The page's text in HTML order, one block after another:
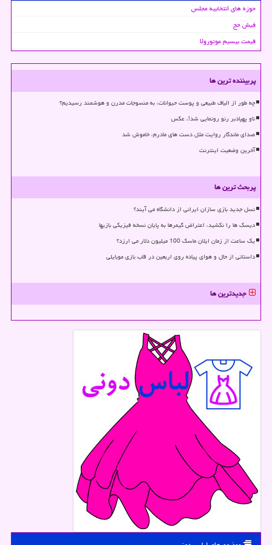
حوزه های انتخابیه مجلس
فیش حج
قیمت بیسیم موتورولا
پربیننده ترین ها
چه طور از الیاف طبیعی و پوست حیوانات، به منسوجات مدرن و هوشمند رسیدیم؟
ناو پهپادبر رنو رونمایی شد!، عکس
صدای ماندگار روایت مثل دست های مادرم، خاموش شد
آخرین وضعیت اینترنت
پربحث ترین ها
نسل جدید بازی سازان ایرانی از دانشگاه می آیند؟
دیسک ها را نکشید، اعتراض گیمرها به پایان نسخه فیزیکی بازیها
یک ساعت از زمان ایلان ماسک 100 میلیون دلار می ارزد؟
داستانی از حال و هوای پیاده روی اربعین در قاب بازی موبایلی
جدیدترین ها